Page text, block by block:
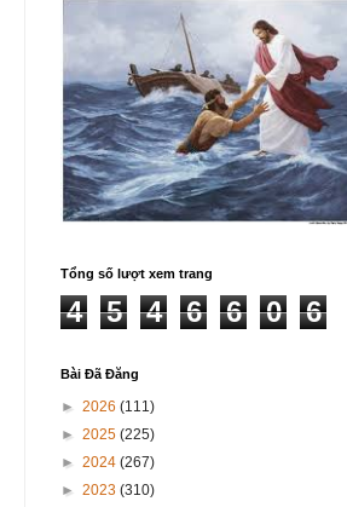
Tổng số lượt xem trang
4 5 4 6 6 0 6
Bài Đã Đăng
► 2026 (111)
► 2025 (225)
► 2024 (267)
► 2023 (310)